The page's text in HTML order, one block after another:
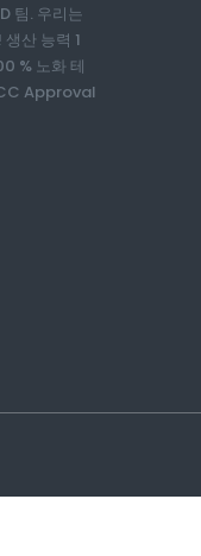
팀. 우리는
산 능력 1
% 노화 테
Approval